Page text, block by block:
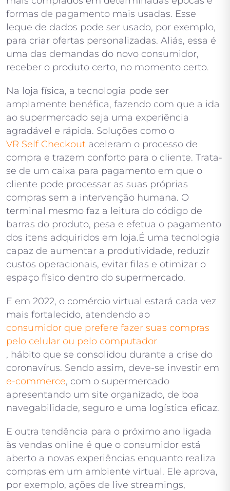
formas de pagamento mais usadas. Esse
leque de dados pode ser usado, por exemplo,
para criar ofertas personalizadas. Aliás, essa é
uma das demandas do novo consumidor,
receber o produto certo, no momento certo.
Na loja física, a tecnologia pode ser
amplamente benéfica, fazendo com que a ida
ao supermercado seja uma experiência
agradável e rápida. Soluções como o
VR Self Checkout aceleram o processo de
compra e trazem conforto para o cliente. Trata-
se de um caixa para pagamento em que o
cliente pode processar as suas próprias
compras sem a intervenção humana. O
terminal mesmo faz a leitura do código de
barras do produto, pesa e efetua o pagamento
dos itens adquiridos em loja.É uma tecnologia
capaz de aumentar a produtividade, reduzir
custos operacionais, evitar filas e otimizar o
espaço físico dentro do supermercado.
E em 2022, o comércio virtual estará cada vez
mais fortalecido, atendendo ao
consumidor que prefere fazer suas compras
pelo celular ou pelo computador
, hábito que se consolidou durante a crise do
coronavírus. Sendo assim, deve-se investir em
e-commerce, com o supermercado
apresentando um site organizado, de boa
navegabilidade, seguro e uma logística eficaz.
E outra tendência para o próximo ano ligada
às vendas online é que o consumidor está
aberto a novas experiências enquanto realiza
compras em um ambiente virtual. Ele aprova,
por exemplo, ações de live streamings,